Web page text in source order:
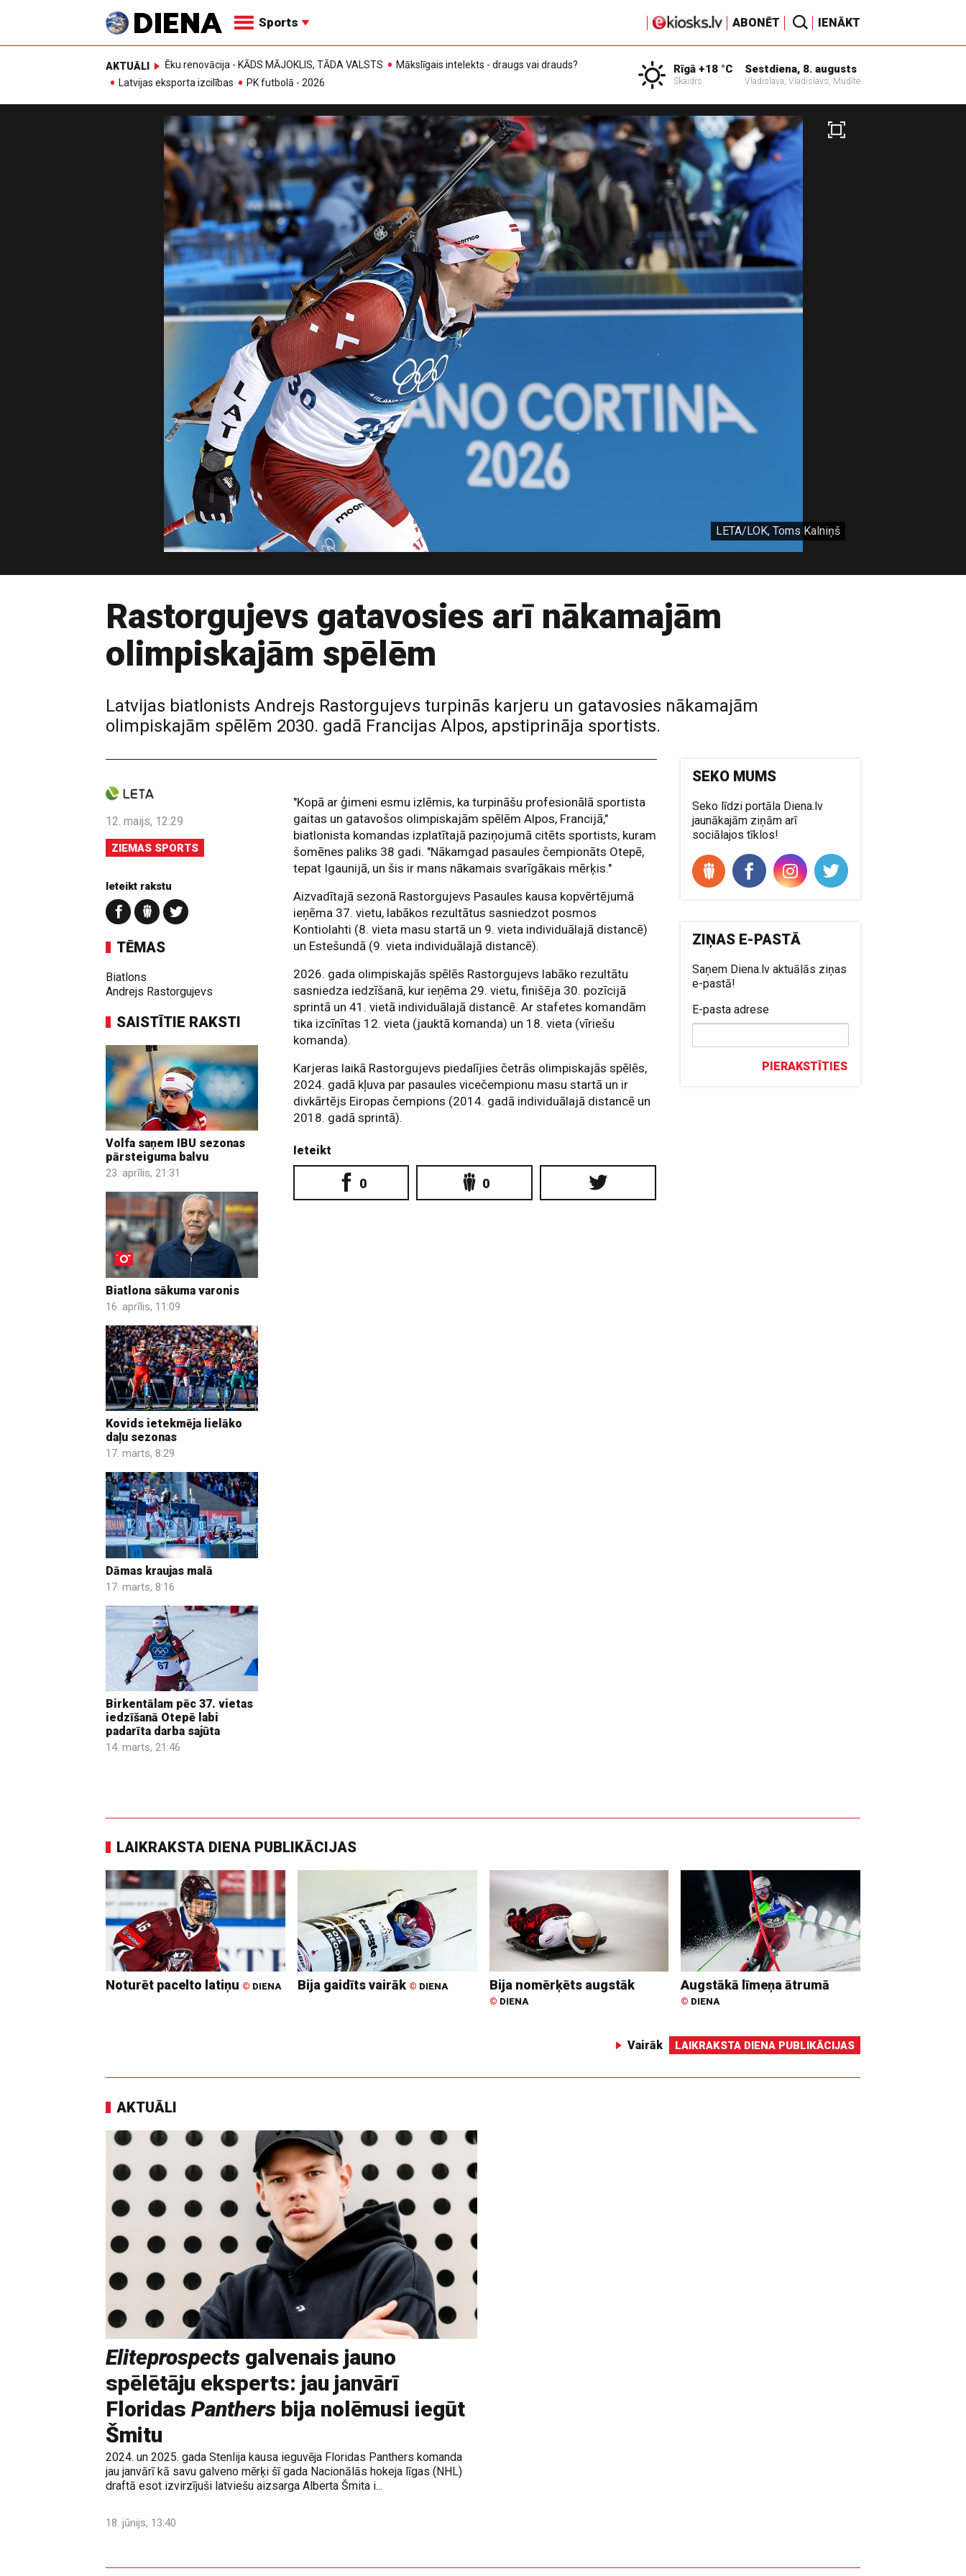
Sports ABONĒT IENĀKT
AKTUĀLI Ēku renovācija - KĀDS MĀJOKLIS, TĀDA VALSTS
Mākslīgais intelekts - draugs vai drauds?
Latvijas eksporta izcilības
PK futbolā - 2026
Rīgā +18 °C
Skaidrs
Sestdiena, 8. augusts
Vladislava, Vladislavs, Mudīte
LETA/LOK, Toms Kalniņš
Rastorgujevs gatavosies arī nākamajām
olimpiskajām spēlēm
Latvijas biatlonists Andrejs Rastorgujevs turpinās karjeru un gatavosies nākamajām
olimpiskajām spēlēm 2030. gadā Francijas Alpos, apstiprināja sportists.
12. maijs, 12:29
ZIEMAS SPORTS
Ieteikt rakstu
TĒMAS
Biatlons
Andrejs Rastorgujevs
SAISTĪTIE RAKSTI
Volfa saņem IBU sezonas
pārsteiguma balvu
23. aprīlis, 21:31
Biatlona sākuma varonis
16. aprīlis, 11:09
Kovids ietekmēja lielāko
daļu sezonas
17. marts, 8:29
Dāmas kraujas malā
17. marts, 8:16
Birkentālam pēc 37. vietas
iedzīšanā Otepē labi
padarīta darba sajūta
14. marts, 21:46
"Kopā ar ģimeni esmu izlēmis, ka turpināšu profesionālā sportista
gaitas un gatavošos olimpiskajām spēlēm Alpos, Francijā,"
biatlonista komandas izplatītajā paziņojumā citēts sportists, kuram
šomēnes paliks 38 gadi. "Nākamgad pasaules čempionāts Otepē,
tepat Igaunijā, un šis ir mans nākamais svarīgākais mērķis."
Aizvadītajā sezonā Rastorgujevs Pasaules kausa kopvērtējumā
ieņēma 37. vietu, labākos rezultātus sasniedzot posmos
Kontiolahti (8. vieta masu startā un 9. vieta individuālajā distancē)
un Estešundā (9. vieta individuālajā distancē).
2026. gada olimpiskajās spēlēs Rastorgujevs labāko rezultātu
sasniedza iedzīšanā, kur ieņēma 29. vietu, finišēja 30. pozīcijā
sprintā un 41. vietā individuālajā distancē. Ar stafetes komandām
tika izcīnītas 12. vieta (jauktā komanda) un 18. vieta (vīriešu
komanda).
Karjeras laikā Rastorgujevs piedalījies četrās olimpiskajās spēlēs,
2024. gadā kļuva par pasaules vicečempionu masu startā un ir
divkārtējs Eiropas čempions (2014. gadā individuālajā distancē un
2018. gadā sprintā).
Ieteikt
0 0
SEKO MUMS
Seko līdzi portāla Diena.lv
jaunākajām ziņām arī
sociālajos tīklos!
ZIŅAS E-PASTĀ
Saņem Diena.lv aktuālās ziņas
e-pastā!
E-pasta adrese
PIERAKSTĪTIES
LAIKRAKSTA DIENA PUBLIKĀCIJAS
Noturēt pacelto latiņu © DIENA Bija gaidīts vairāk © DIENA Bija nomērķēts augstāk
© DIENA
Augstākā līmeņa ātrumā
© DIENA
Vairāk LAIKRAKSTA DIENA PUBLIKĀCIJAS
AKTUĀLI
Eliteprospects galvenais jauno
spēlētāju eksperts: jau janvārī
Floridas Panthers bija nolēmusi iegūt
Šmitu
2024. un 2025. gada Stenlija kausa ieguvēja Floridas Panthers komanda
jau janvārī kā savu galveno mērķi šī gada Nacionālās hokeja līgas (NHL)
draftā esot izvirzījuši latviešu aizsarga Alberta Šmita i...
18. jūnijs, 13:40